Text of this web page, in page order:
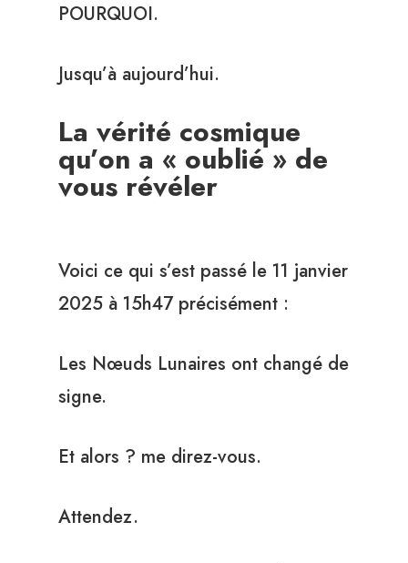
POURQUOI.
Jusqu’à aujourd’hui.
La vérité cosmique
qu’on a « oublié » de
vous révéler
Voici ce qui s’est passé le 11 janvier
2025 à 15h47 précisément :
Les Nœuds Lunaires ont changé de
signe.
Et alors ? me direz-vous.
Attendez.